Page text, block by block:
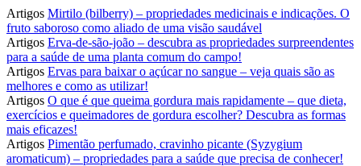
Artigos Mirtilo (bilberry) – propriedades medicinais e indicações. O
fruto saboroso como aliado de uma visão saudável
Artigos Erva-de-são-joão – descubra as propriedades surpreendentes
para a saúde de uma planta comum do campo!
Artigos Ervas para baixar o açúcar no sangue – veja quais são as
melhores e como as utilizar!
Artigos O que é que queima gordura mais rapidamente – que dieta,
exercícios e queimadores de gordura escolher? Descubra as formas
mais eficazes!
Artigos Pimentão perfumado, cravinho picante (Syzygium
aromaticum) – propriedades para a saúde que precisa de conhecer!